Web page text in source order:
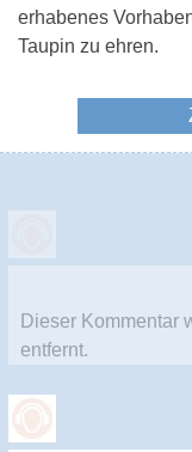
erhabenes
Taupin zu ehren.
Dieser Kommentar
entfernt.